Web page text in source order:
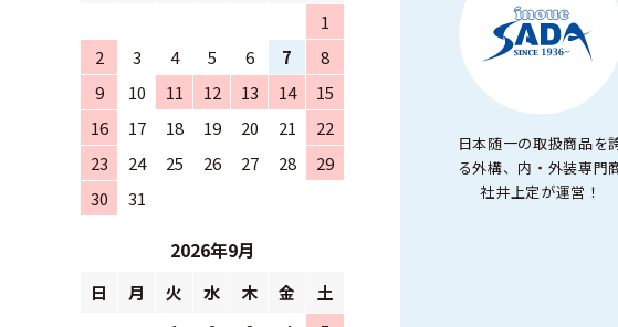
1
2
3 4 5 6 7
8
9
10 11 12 13 14
15
16
17 18 19 20 21
22
23
24 25 26 27 28
29
30
31
2026年9月
日 月 火 水 木 金
土
日本随一の取扱商品を
る外構、内・外装専門
社井上定が運営！